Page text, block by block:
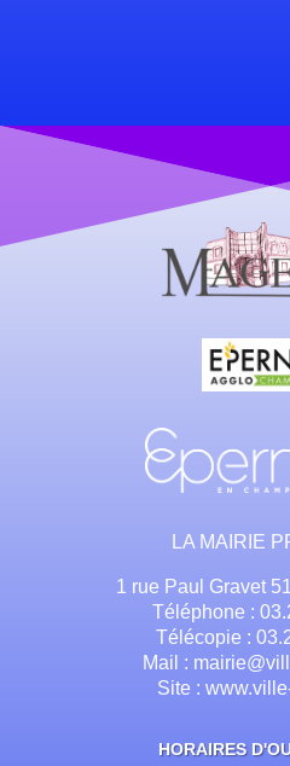
LA MAIRIE
1 rue Paul Gravet
Téléphone :
Télécopie :
Mail :
Site :
HORAIRES